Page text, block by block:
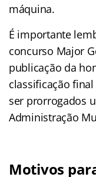
máquina.
É importante
concurso Major
publicação da
classificação
ser prorrogados
Administração
Motivos